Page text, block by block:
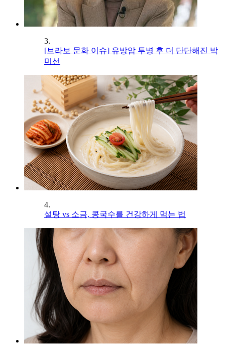
3.
[브라보 문화 이슈] 유방암 투병 후 더 단단해진 박
미선
4.
설탕 vs 소금, 콩국수를 건강하게 먹는 법